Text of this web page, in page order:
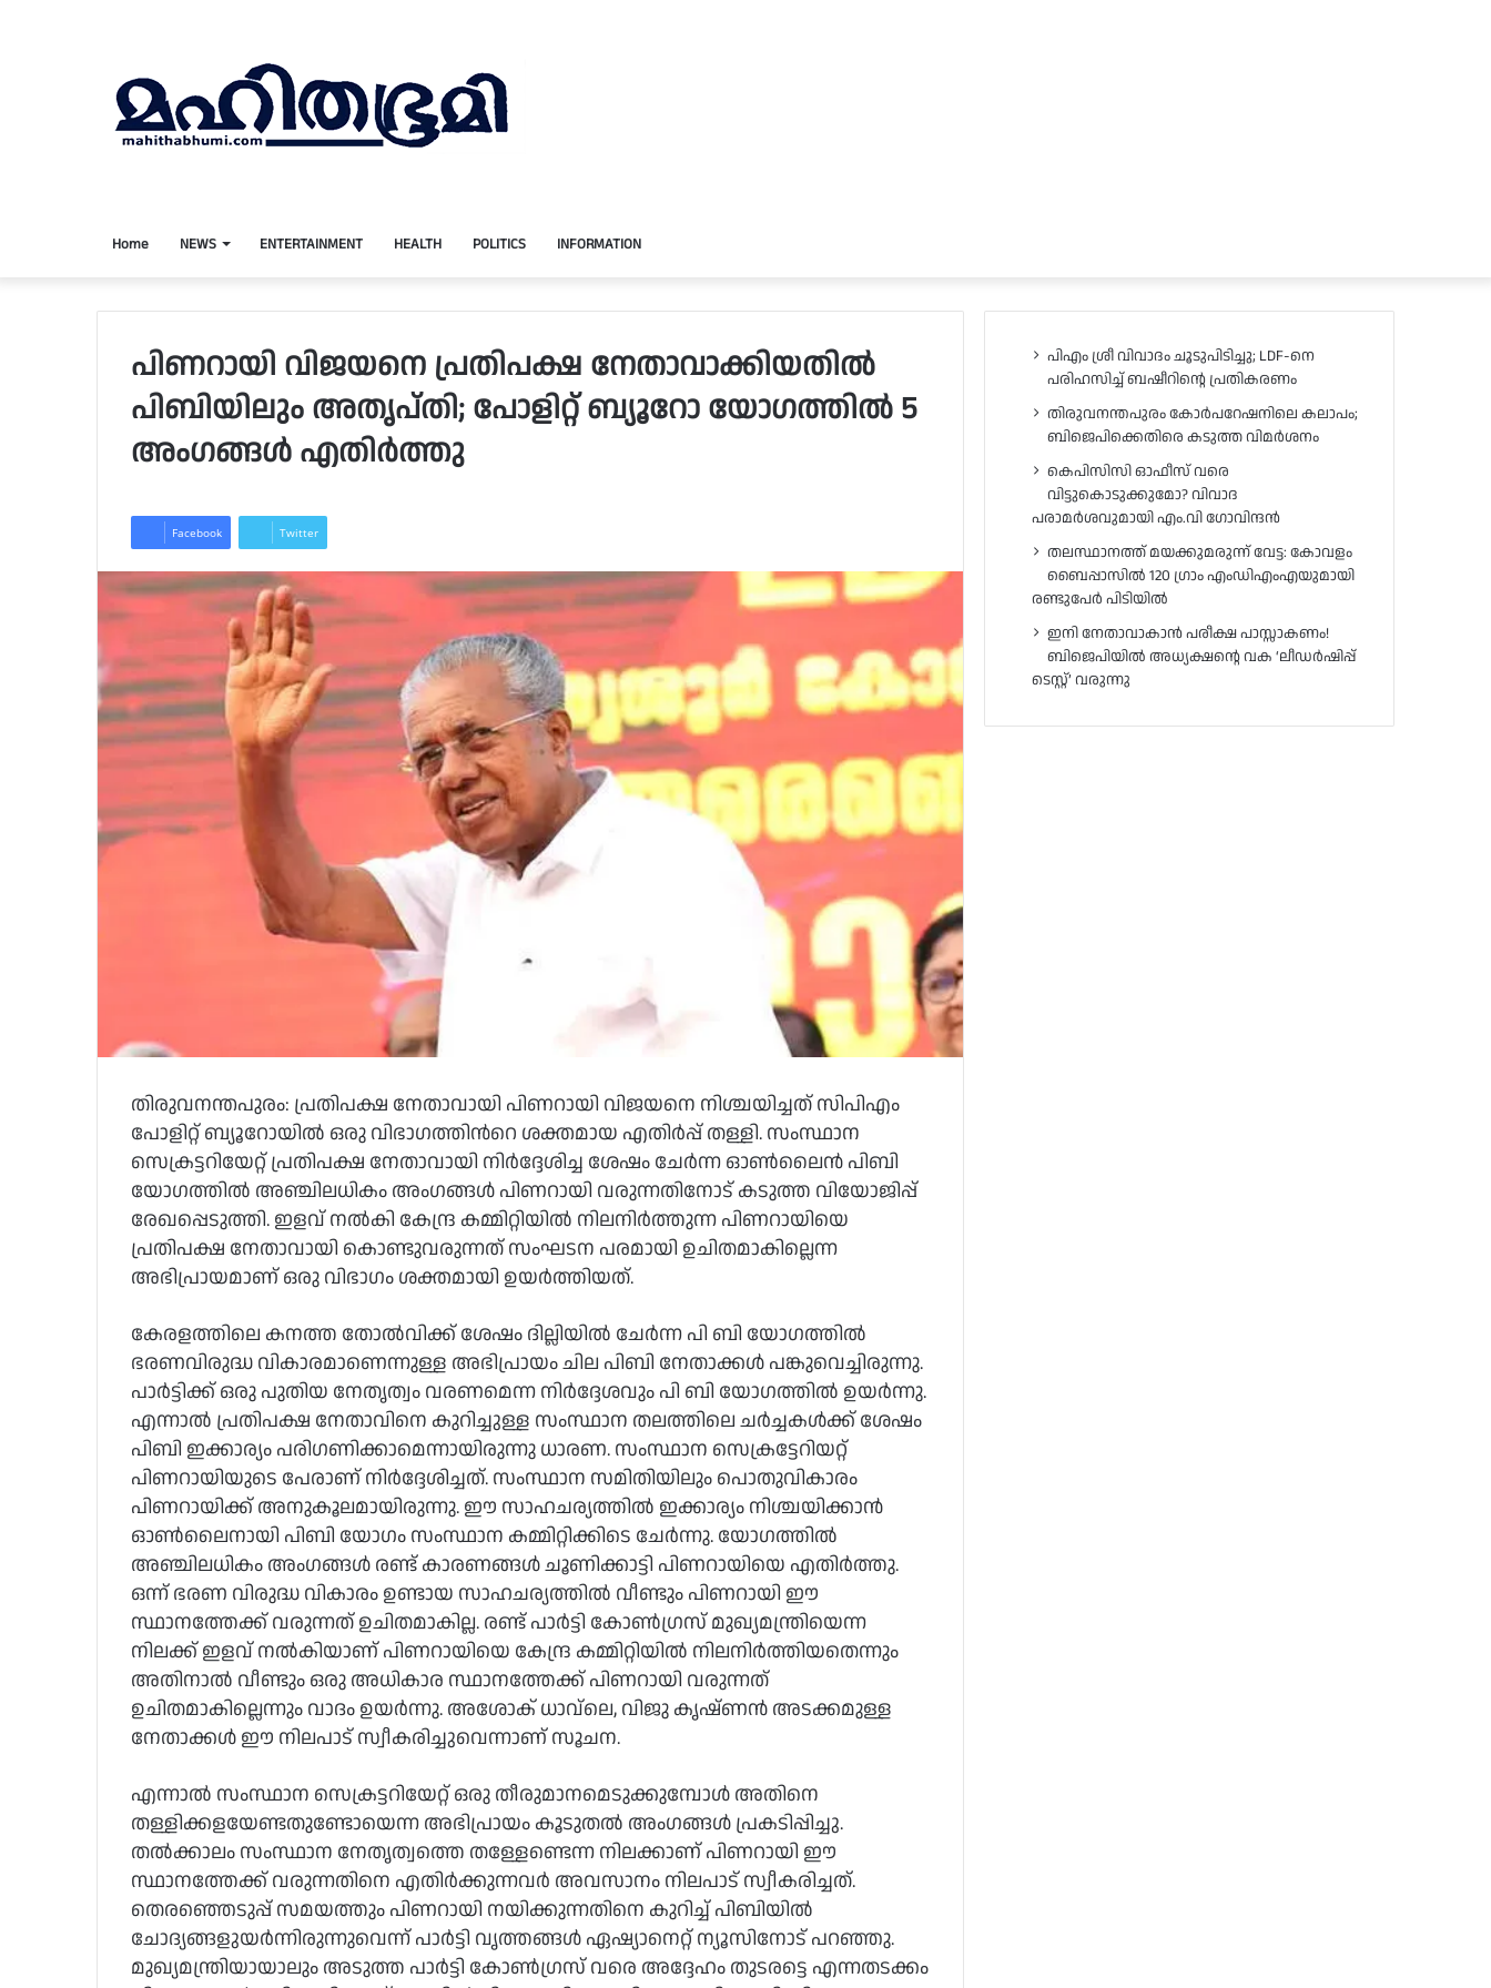
Home NEWS ENTERTAINMENT HEALTH POLITICS INFORMATION
പിണറായി വിജയനെ പ്രതിപക്ഷ നേതാവാക്കിയതിൽ
പിബിയിലും അതൃപ്‌തി; പോളിറ്റ് ബ്യൂറോ യോഗത്തിൽ 5
അംഗങ്ങൾ എതിർത്തു
Facebook Twitter
തിരുവനന്തപുരം: പ്രതിപക്ഷ നേതാവായി പിണറായി വിജയനെ നിശ്ചയിച്ചത് സിപിഎം
പോളിറ്റ് ബ്യൂറോയില്‍ ഒരു വിഭാഗത്തിന്‍റെ ശക്തമായ എതിര്‍പ്പ് തള്ളി. സംസ്ഥാന
സെക്രട്ടറിയേറ്റ് പ്രതിപക്ഷ നേതാവായി നിര്‍ദ്ദേശിച്ച ശേഷം ചേര്‍ന്ന ഓണ്‍ലൈന്‍ പിബി
യോഗത്തില്‍ അഞ്ചിലധികം അംഗങ്ങള്‍ പിണറായി വരുന്നതിനോട് കടുത്ത വിയോജിപ്പ്
രേഖപ്പെടുത്തി. ഇളവ് നല്‍കി കേന്ദ്ര കമ്മിറ്റിയില്‍ നിലനിര്‍ത്തുന്ന പിണറായിയെ
പ്രതിപക്ഷ നേതാവായി കൊണ്ടുവരുന്നത് സംഘടന പരമായി ഉചിതമാകില്ലെന്ന
അഭിപ്രായമാണ് ഒരു വിഭാഗം ശക്തമായി ഉയര്‍ത്തിയത്.
കേരളത്തിലെ കനത്ത തോല്‍വിക്ക് ശേഷം ദില്ലിയില്‍ ചേര്‍ന്ന പി ബി യോഗത്തില്‍
ഭരണവിരുദ്ധ വികാരമാണെന്നുള്ള അഭിപ്രായം ചില പിബി നേതാക്കള്‍ പങ്കുവെച്ചിരുന്നു.
പാര്‍ട്ടിക്ക് ഒരു പുതിയ നേതൃത്വം വരണമെന്ന നിര്‍ദ്ദേശവും പി ബി യോഗത്തില്‍ ഉയര്‍ന്നു.
എന്നാല്‍ പ്രതിപക്ഷ നേതാവിനെ കുറിച്ചുള്ള സംസ്ഥാന തലത്തിലെ ചര്‍ച്ചകള്‍ക്ക് ശേഷം
പിബി ഇക്കാര്യം പരിഗണിക്കാമെന്നായിരുന്നു ധാരണ. സംസ്ഥാന സെക്രട്ടേറിയറ്റ്
പിണറായിയുടെ പേരാണ് നിര്‍ദ്ദേശിച്ചത്. സംസ്ഥാന സമിതിയിലും പൊതുവികാരം
പിണറായിക്ക് അനുകൂലമായിരുന്നു. ഈ സാഹചര്യത്തില്‍ ഇക്കാര്യം നിശ്ചയിക്കാന്‍
ഓണ്‍ലൈനായി പിബി യോഗം സംസ്ഥാന കമ്മിറ്റിക്കിടെ ചേര്‍ന്നു. യോഗത്തില്‍
അഞ്ചിലധികം അംഗങ്ങള്‍ രണ്ട് കാരണങ്ങള്‍ ചൂണിക്കാട്ടി പിണറായിയെ എതിര്‍ത്തു.
ഒന്ന് ഭരണ വിരുദ്ധ വികാരം ഉണ്ടായ സാഹചര്യത്തില്‍ വീണ്ടും പിണറായി ഈ
സ്ഥാനത്തേക്ക് വരുന്നത് ഉചിതമാകില്ല. രണ്ട് പാര്‍ട്ടി കോണ്‍ഗ്രസ് മുഖ്യമന്ത്രിയെന്ന
നിലക്ക് ഇളവ് നല്‍കിയാണ് പിണറായിയെ കേന്ദ്ര കമ്മിറ്റിയില്‍ നിലനിര്‍ത്തിയതെന്നും
അതിനാല്‍ വീണ്ടും ഒരു അധികാര സ്ഥാനത്തേക്ക് പിണറായി വരുന്നത്
ഉചിതമാകില്ലെന്നും വാദം ഉയര്‍ന്നു. അശോക് ധാവ്ലെ, വിജു കൃഷ്ണന്‍ അടക്കമുള്ള
നേതാക്കള്‍ ഈ നിലപാട് സ്വീകരിച്ചുവെന്നാണ് സൂചന.
എന്നാല്‍ സംസ്ഥാന സെക്രട്ടറിയേറ്റ് ഒരു തീരുമാനമെടുക്കുമ്പോള്‍ അതിനെ
തള്ളിക്കളയേണ്ടതുണ്ടോയെന്ന അഭിപ്രായം കൂടുതല്‍ അംഗങ്ങള്‍ പ്രകടിപ്പിച്ചു.
തല്‍ക്കാലം സംസ്ഥാന നേതൃത്വത്തെ തള്ളേണ്ടെന്ന നിലക്കാണ് പിണറായി ഈ
സ്ഥാനത്തേക്ക് വരുന്നതിനെ എതിര്‍ക്കുന്നവര്‍ അവസാനം നിലപാട് സ്വീകരിച്ചത്.
തെരഞ്ഞെടുപ്പ് സമയത്തും പിണറായി നയിക്കുന്നതിനെ കുറിച്ച് പിബിയില്‍
ചോദ്യങ്ങളുയര്‍ന്നിരുന്നുവെന്ന് പാര്‍ട്ടി വൃത്തങ്ങള്‍ ഏഷ്യാനെറ്റ് ന്യൂസിനോട് പറഞ്ഞു.
മുഖ്യമന്ത്രിയായാലും അടുത്ത പാര്‍ട്ടി കോണ്‍ഗ്രസ് വരെ അദ്ദേഹം തുടരട്ടെ എന്നതടക്കം
പിഎം ശ്രീ വിവാദം ചൂടുപിടിച്ചു; LDF-നെ
പരിഹസിച്ച് ബഷീറിന്റെ പ്രതികരണം
തിരുവനന്തപുരം കോർപറേഷനിലെ കലാപം;
ബിജെപിക്കെതിരെ കടുത്ത വിമർശനം
കെപിസിസി ഓഫീസ് വരെ
വിട്ടുകൊടുക്കുമോ? വിവാദ
പരാമർശവുമായി എം.വി ഗോവിന്ദൻ
തലസ്ഥാനത്ത് മയക്കുമരുന്ന് വേട്ട: കോവളം
ബൈപ്പാസിൽ 120 ഗ്രാം എംഡിഎംഎയുമായി
രണ്ടുപേർ പിടിയിൽ
ഇനി നേതാവാകാൻ പരീക്ഷ പാസ്സാകണം!
ബിജെപിയിൽ അധ്യക്ഷന്റെ വക ‘ലീഡർഷിപ്പ്
ടെസ്റ്റ്’ വരുന്നു